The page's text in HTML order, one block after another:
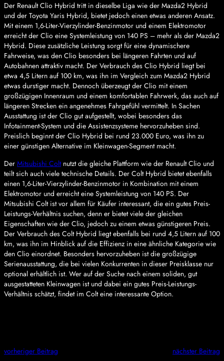
Der Renault Clio Hybrid tritt in dieselbe Liga wie der Mazda2 Hybrid
und der Toyota Yaris Hybrid, bietet jedoch einen etwas anderen Ansatz.
Mit einem 1,6-Liter-Vierzylinder-Benzinmotor und einem Elektromotor
erreicht der Clio eine Systemleistung von 140 PS – mehr als der Mazda2
Hybrid. Diese zusätzliche Leistung sorgt für eine dynamischere
Fahrweise, was den Clio besonders bei längeren Fahrten und auf
Autobahnen attraktiv macht. Der Verbrauch des Clio Hybrid liegt bei
etwa 4,5 Litern auf 100 km, was ihn im Vergleich zum Mazda2 Hybrid
etwas durstiger macht. Dennoch überzeugt der Clio mit einem
großzügigen Innenraum und einem komfortablen Fahrwerk, das auch auf
längeren Strecken ein angenehmes Fahrgefühl vermittelt. In Sachen
Ausstattung ist der Clio gut aufgestellt, wobei besonders das
Infotainment-System und die Assistenzsysteme hervorzuheben sind.
Preislich beginnt der Clio Hybrid bei rund 23.000 Euro, was ihn zu
einer günstigen Alternative im Kleinwagen-Segment macht.
Der Mitsubishi Coltnutzt die gleiche Plattform wie der Renault Clio und
teilt sich auch viele technische Details. Der Colt Hybrid bietet ebenfalls
einen 1,6-Liter-Vierzylinder-Benzinmotor in Kombination mit einem
Elektromotor und erreicht eine Systemleistung von 140 PS. Der
Mitsubishi Colt ist vor allem für Käufer interessant, die ein gutes Preis-
Leistungs-Verhältnis suchen, denn er bietet viele der gleichen
Eigenschaften wie der Clio, jedoch zu einem etwas günstigeren Preis.
Der Verbrauch des Colt Hybrid liegt ebenfalls bei rund 4,5 Litern auf 100
km, was ihn im Hinblick auf die Effizienz in eine ähnliche Kategorie wie
den Clio einordnet. Besonders hervorzuheben ist die großzügige
Serienausstattung, die bei vielen Konkurrenten in dieser Preisklasse nur
optional erhältlich ist. Wer auf der Suche nach einem soliden, gut
ausgestatteten Kleinwagen ist und dabei ein gutes Preis-Leistungs-
Verhältnis schätzt, findet im Colt eine interessante Option.
vorheriger Beitrag nächster Beitrag